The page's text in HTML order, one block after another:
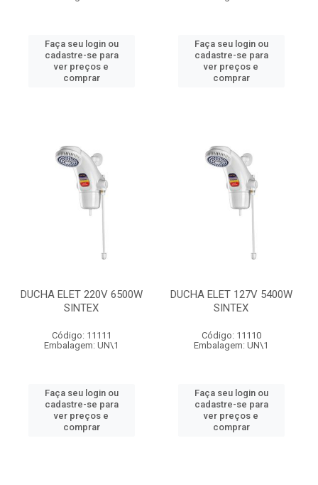
Faça seu login ou
cadastre-se para
ver preços e
comprar
Faça seu login ou
cadastre-se para
ver preços e
comprar
DUCHA ELET 220V 6500W
SINTEX
Código: 11111
Embalagem: UN\1
Faça seu login ou
cadastre-se para
ver preços e
comprar
DUCHA ELET 127V 5400W
SINTEX
Código: 11110
Embalagem: UN\1
Faça seu login ou
cadastre-se para
ver preços e
comprar